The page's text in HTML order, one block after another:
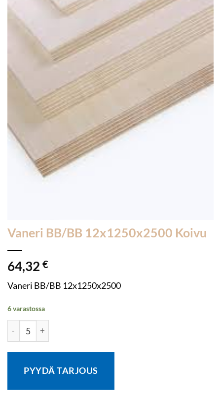
Vaneri BB/BB 12x1250x2500 Koivu
64,32 €
Vaneri BB/BB 12x1250x2500
6 varastossa
Vaneri BB/BB 12x1250x2500 Koivu määrä
PYYDÄ TARJOUS